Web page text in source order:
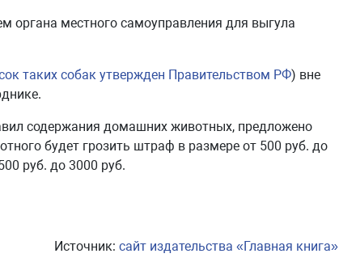
органа местного самоуправления для выгула
таких собак утвержден Правительством РФ) вне
содержания домашних животных, предложено
будет грозить штраф в размере от 500 руб. до
руб. до 3000 руб.
Источник: сайт издательства «Главная книга»